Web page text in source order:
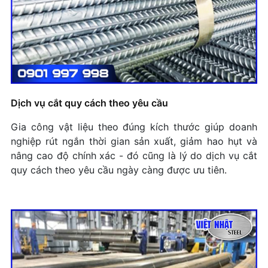
So Sánh Thép SKD11 Và SKD61: Nên Chọn Loại
Nào Cho Khuôn Dập?
Lựa Chọn Vật Liệu Cho Gia Công CNC: Thép,
Nhôm Hay Inox?
Phân Biệt Inox 201, 304, 316: Loại Nào Tốt Nhất?
+ Mở nhóm...
Dịch vụ cắt quy cách theo yêu cầu
Gia công vật liệu theo đúng kích thước giúp doanh
nghiệp rút ngắn thời gian sản xuất, giảm hao hụt và
nâng cao độ chính xác - đó cũng là lý do dịch vụ cắt
quy cách theo yêu cầu ngày càng được ưu tiên.